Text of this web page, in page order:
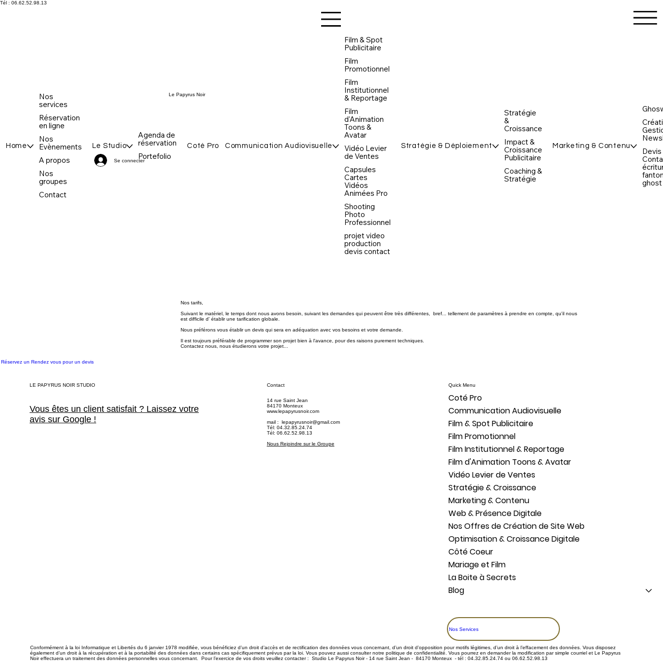
Le Papyrus Noir
Home
Nos
services
Réservation
en ligne
Nos
Evènements
A propos
Nos
groupes
Contact
Le Studio
Agenda de
réservation
Portefolio
Coté Pro Communication Audiovisuelle
Film & Spot
Publicitaire
Film
Promotionnel
Film
Institutionnel
& Reportage
Film
d'Animation
Toons &
Avatar
Vidéo Levier
de Ventes
Capsules
Cartes
Vidéos
Animées Pro
Shooting
Photo
Professionnel
projet video
production
devis contact
Stratégie & Déploiement
Stratégie
&
Croissance
Impact &
Croissance
Publicitaire
Coaching &
Stratégie
Marketing & Contenu
Devis
ghost
Se connecter
Tél : 06.62.52.98.13
Nos tarifs,
Suivant le matériel, le temps dont nous avons besoin, suivant les demandes qui peuvent être très différentes, bref... tellement de paramètres à prendre en compte, qu'il nous
est difficile d' établir une tarification globale.
Nous préférons vous établir un devis qui sera en adéquation avec vos besoins et votre demande.
Il est toujours préférable de programmer son projet bien à l'avance, pour des raisons purement techniques.​
Contactez nous, nous étudierons votre projet...
Réservez un Rendez vous pour un devis
LE PAPYRUS NOIR STUDIO
Vous êtes un client satisfait ? Laissez votre
avis sur Google !
Contact
14 rue Saint Jean
84170 Monteux
www.lepapyrusnoir.com
mail : lepapyrusnoir@gmail.com
Tél: 04.32.85.24.74
Tél: 06.62.52.98.13
Nous Rejoindre sur le Groupe
Quick Menu
Coté Pro
Communication Audiovisuelle
Film & Spot Publicitaire
Film Promotionnel
Film Institutionnel & Reportage
Film d'Animation Toons & Avatar
Vidéo Levier de Ventes
Stratégie & Croissance
Marketing & Contenu
Web & Présence Digitale
Nos Offres de Création de Site Web
Optimisation & Croissance Digitale
Côté Coeur
Mariage et Film
La Boite à Secrets
Blog
Nos Services
Conformément à la loi Informatique et Libertés du 6 janvier 1978 modifiée, vous bénéficiez d’un droit d’accès et de rectification des données vous concernant, d’un droit d’opposition pour motifs légitimes, d’un droit à l’effacement des données. Vous disposez
également d’un droit à la récupération et à la portabilité des données dans certains cas spécifiquement prévus par la loi. Vous pouvez aussi consulter notre politique de confidentialité. Vous pourrez en demander la modification par simple courriel et Le Papyrus
Noir effectuera un traitement des données personnelles vous concernant. Pour l’exercice de vos droits veuillez contacter : Studio Le Papyrus Noir - 14 rue Saint Jean - 84170 Monteux - tél : 04.32.85.24.74 ou 06.62.52.98.13